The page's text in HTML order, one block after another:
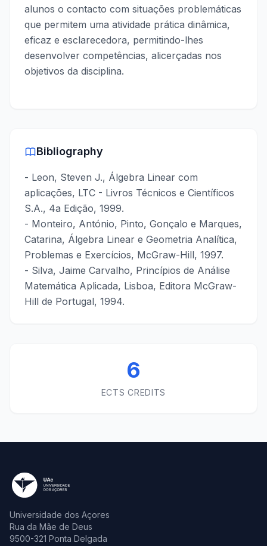
alunos o contacto com situações problemáticas
que permitem uma atividade prática dinâmica,
eficaz e esclarecedora, permitindo-lhes
desenvolver competências, alicerçadas nos
objetivos da disciplina.
Bibliography
- Leon, Steven J., Álgebra Linear com
aplicações, LTC - Livros Técnicos e Científicos
S.A., 4a Edição, 1999.
- Monteiro, António, Pinto, Gonçalo e Marques,
Catarina, Álgebra Linear e Geometria Analítica,
Problemas e Exercícios, McGraw-Hill, 1997.
- Silva, Jaime Carvalho, Princípios de Análise
Matemática Aplicada, Lisboa, Editora McGraw-
Hill de Portugal, 1994.
6
ECTS CREDITS
Universidade dos Açores
Rua da Mãe de Deus
9500-321 Ponta Delgada